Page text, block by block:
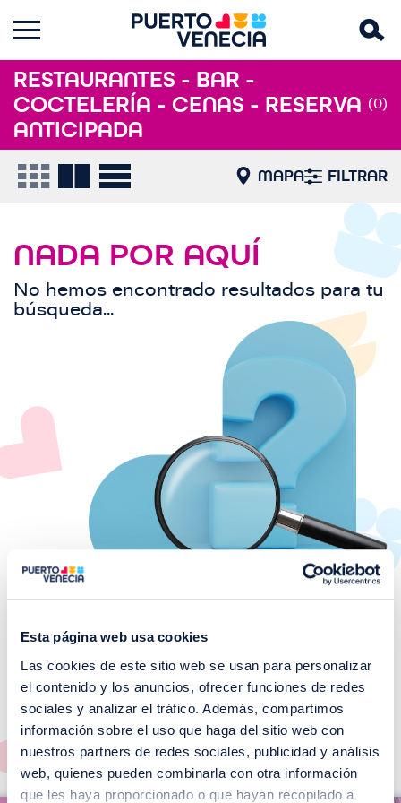
Esta página web usa cookies
Las cookies de este sitio web se usan para personalizar
el contenido y los anuncios, ofrecer funciones de redes
sociales y analizar el tráfico. Además, compartimos
información sobre el uso que haga del sitio web con
nuestros partners de redes sociales, publicidad y análisis
web, quienes pueden combinarla con otra información
que les haya proporcionado o que hayan recopilado a
RESTAURANTES - BAR -
COCTELERÍA - CENAS - RESERVA
ANTICIPADA
(0)
MAPA FILTRAR
NADA POR AQUÍ
No hemos encontrado resultados para tu
búsqueda...
¡No te pierdas nuestros
EVENTOS!
Ver todos >